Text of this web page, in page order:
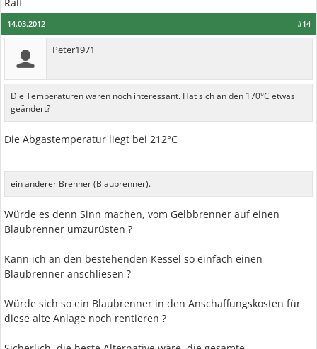
#14
14.03.2012
Peter1971
Die Temperaturen wären noch interessant. Hat sich an den 170°C etwas
geändert?
Die Abgastemperatur liegt bei 212°C
ein anderer Brenner (Blaubrenner).
Würde es denn Sinn machen, vom Gelbbrenner auf einen
Blaubrenner umzurüsten ?
Kann ich an den bestehenden Kessel so einfach einen
Blaubrenner anschliesen ?
Würde sich so ein Blaubrenner in den Anschaffungskosten für
diese alte Anlage noch rentieren ?